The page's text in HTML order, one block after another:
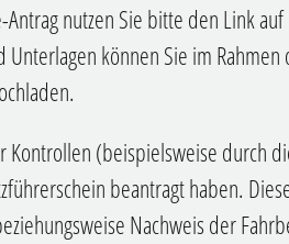
Antrag nutzen Sie bitte den Link
Unterlagen können Sie im Rahmen
Kontrollen (beispielsweise durch
beantragt haben.
Nachweis der